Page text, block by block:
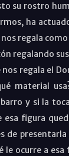
su rostro
ha
regala
regalando
regala el
material
y si la
esa figura
de
le ocurre a